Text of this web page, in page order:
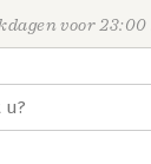
voor